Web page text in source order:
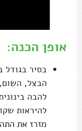
אופן הכנה:
בסיר בגודל
הבצל,
להיראות
מזרז את